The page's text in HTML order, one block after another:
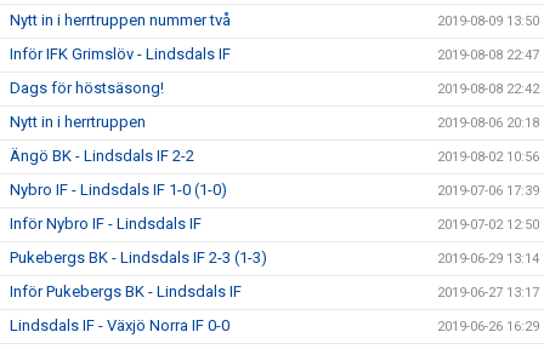
Nytt in i herrtruppen nummer två 2019-08-09 13:50
Inför IFK Grimslöv - Lindsdals IF 2019-08-08 22:47
Dags för höstsäsong! 2019-08-08 22:42
Nytt in i herrtruppen 2019-08-06 20:18
Ängö BK - Lindsdals IF 2-2 2019-08-02 10:56
Nybro IF - Lindsdals IF 1-0 (1-0) 2019-07-06 17:39
Inför Nybro IF - Lindsdals IF 2019-07-02 12:50
Pukebergs BK - Lindsdals IF 2-3 (1-3) 2019-06-29 13:14
Inför Pukebergs BK - Lindsdals IF 2019-06-27 13:17
Lindsdals IF - Växjö Norra IF 0-0 2019-06-26 16:29